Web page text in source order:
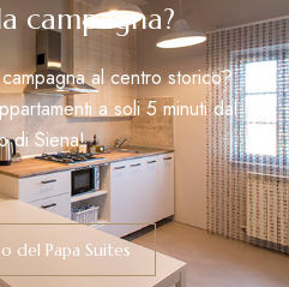
campagna?
al centro storico?
a soli 5 minuti dal
di Siena!
del Papa Suites